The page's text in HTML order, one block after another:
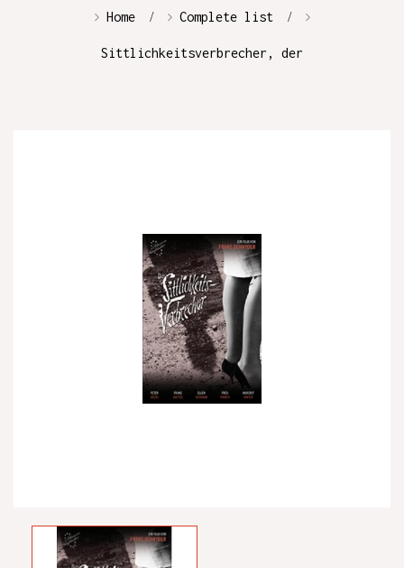
Home Complete list
Sittlichkeitsverbrecher, der